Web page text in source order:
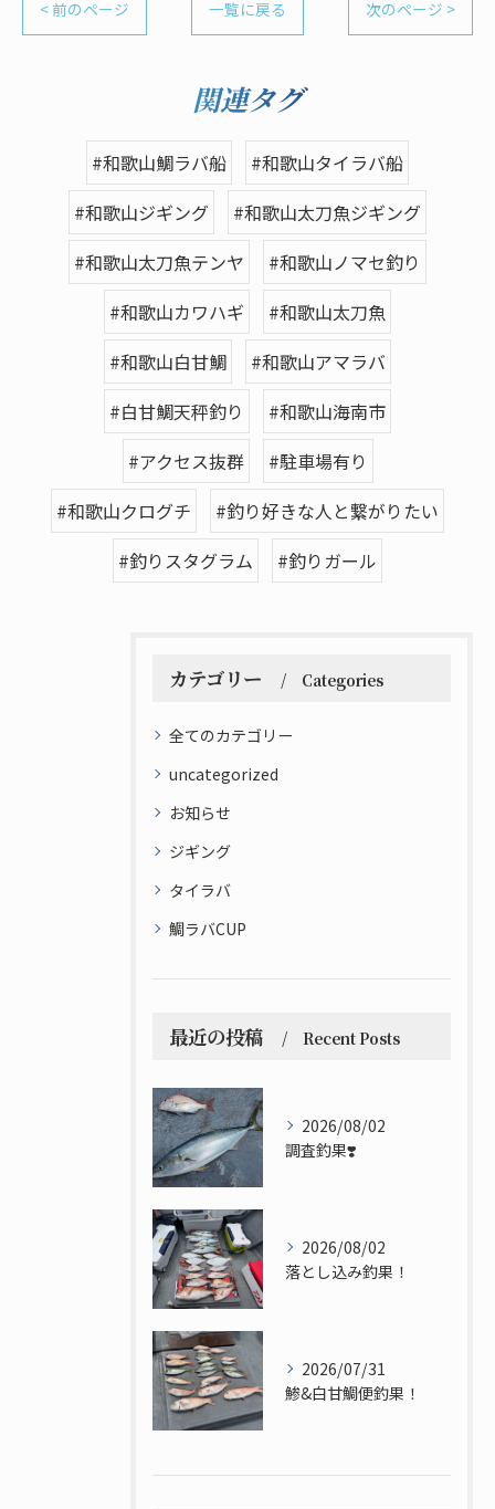
< 前のページ 一覧に戻る 次のページ >
関連タグ
#和歌山鯛ラバ船
#和歌山タイラバ船
#和歌山ジギング
#和歌山太刀魚ジギング
#和歌山太刀魚テンヤ
#和歌山ノマセ釣り
#和歌山カワハギ
#和歌山太刀魚
#和歌山白甘鯛
#和歌山アマラバ
#白甘鯛天秤釣り
#和歌山海南市
#アクセス抜群
#駐車場有り
#和歌山クログチ
#釣り好きな人と繋がりたい
#釣りスタグラム
#釣りガール
カテゴリー Categories
全てのカテゴリー
uncategorized
お知らせ
ジギング
タイラバ
鯛ラバCUP
最近の投稿 Recent Posts
2026/08/02
調査釣果❣️
2026/08/02
落とし込み釣果！
2026/07/31
鯵&白甘鯛便釣果！